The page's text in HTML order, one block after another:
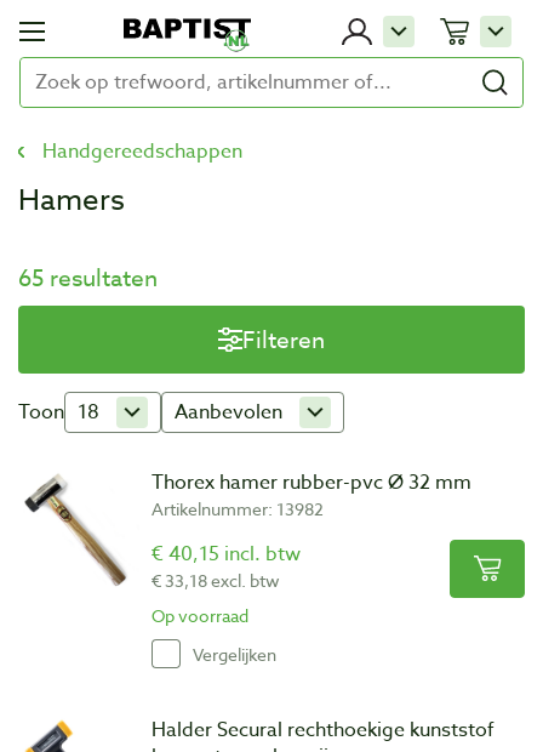
Handgereedschappen
Hamers
65 resultaten
Filteren
Toon 18 Aanbevolen
Thorex hamer rubber-pvc Ø 32 mm
Artikelnummer: 13982
€ 40,15 incl. btw
€ 33,18 excl. btw
Op voorraad
Vergelijken
Halder Secural rechthoekige kunststof